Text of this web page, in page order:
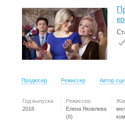
Продюсер Режиссер Автор
Год выпуска:
2018
Режиссер:
Елена Яковлева
(II)